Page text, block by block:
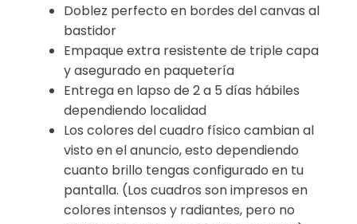
Doblez perfecto en bordes del canvas al
bastidor
Empaque extra resistente de triple capa
y asegurado en paquetería
Entrega en lapso de 2 a 5 días hábiles
dependiendo localidad
Los colores del cuadro físico cambian al
visto en el anuncio, esto dependiendo
cuanto brillo tengas configurado en tu
pantalla. (Los cuadros son impresos en
colores intensos y radiantes, pero no